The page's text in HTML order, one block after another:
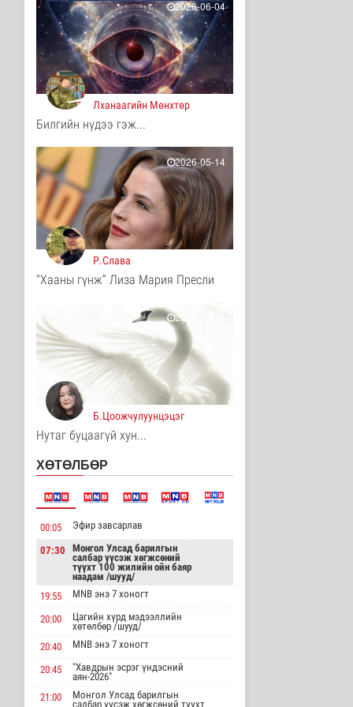
МҮОНРТ-ийн Үндэсний
зөвлөлийн даргаар
Н.Монсор д..
Нийгэм
4 цаг 51 минутын өмнө
АНУ полисиликон
бүтээгдэхүүнд 15
Дэлхийд
4 цаг 56 минутын өмнө
Торгоны замын цуваа
6000 гаруй километр
зам туул..
Байгаль орчин
4 цаг 59 минутын өмнө
"ДЦС-3” ТӨХК-ийн нэн
“Турбингенерат..
Улс төр
4 цаг 14 минутын өмнө
“Цааснаас чөлөөлье”
зөвлөлдөх хэлэлцүүлэг
Улс төр
4 цаг 16 минутын өмнө
4 цаг 19 минутын өмнө
ЦАГ АГААР:
Улаанбаатарт өдөртөө
32 хэм дулаан
Байгаль орчин
4 цаг 24 минутын өмнө
"Цагийн хүрд"
мэдээллийн хөтөлбөр
/2026.08.07/
5 цаг 30 минутын өмнө
Монгол Улсын Төрийн
2026-06-04
Лханаагийн Мөнхтөр
Билгийн нүдээ гэж...
2026-05-14
Р.Слава
"Хааны гүнж” Лиза Мария Пресли
2026-05-14
Б.Цоожчулуунцэцэг
Нутаг буцаагүй хун...
ХӨТӨЛБӨР
00:05 Эфир завсарлав
07:30
Монгол Улсад барилгын
салбар үүсэж хөгжсөний
түүхт 100 жилийн ойн баяр
наадам /шууд/
19:55
MNB энэ 7 хоногт
20:00
Цагийн хүрд мэдээллийн
хөтөлбөр /шууд/
20:40
MNB энэ 7 хоногт
20:45
"Хавдрын эсрэг үндэсний
аян-2026"
21:00
Монгол Улсад барилгын
салбар үүсэж хөгжсөний түүхт